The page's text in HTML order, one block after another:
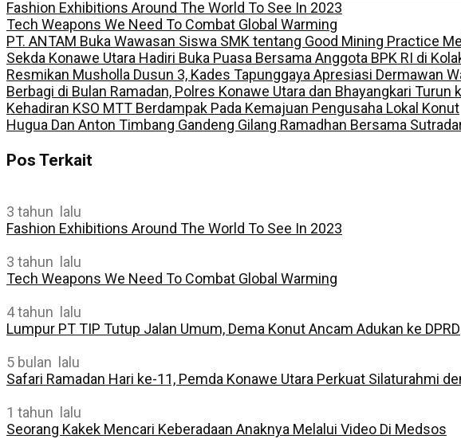
Fashion Exhibitions Around The World To See In 2023
Tech Weapons We Need To Combat Global Warming
PT. ANTAM Buka Wawasan Siswa SMK tentang Good Mining Practice
Sekda Konawe Utara Hadiri Buka Puasa Bersama Anggota BPK RI di
Resmikan Musholla Dusun 3, Kades Tapunggaya Apresiasi Dermawan
Berbagi di Bulan Ramadan, Polres Konawe Utara dan Bhayangkari Turun
Kehadiran KSO MTT Berdampak Pada Kemajuan Pengusaha Lokal Konut
Hugua Dan Anton Timbang Gandeng Gilang Ramadhan Bersama
Pos Terkait
3 tahun lalu
Fashion Exhibitions Around The World To See In 2023
3 tahun lalu
Tech Weapons We Need To Combat Global Warming
4 tahun lalu
Lumpur PT TIP Tutup Jalan Umum, Dema Konut Ancam Adukan ke DPRD
5 bulan lalu
Safari Ramadan Hari ke-11, Pemda Konawe Utara Perkuat Silaturahmi
1 tahun lalu
Seorang Kakek Mencari Keberadaan Anaknya Melalui Video Di Medsos